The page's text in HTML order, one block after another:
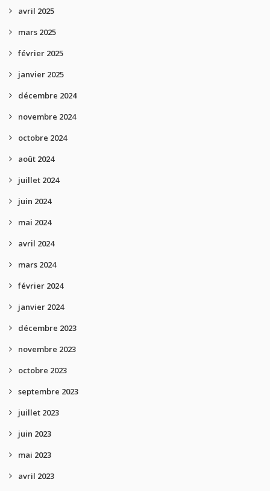
avril 2025
mars 2025
février 2025
janvier 2025
décembre 2024
novembre 2024
octobre 2024
août 2024
juillet 2024
juin 2024
mai 2024
avril 2024
mars 2024
février 2024
janvier 2024
décembre 2023
novembre 2023
octobre 2023
septembre 2023
juillet 2023
juin 2023
mai 2023
avril 2023